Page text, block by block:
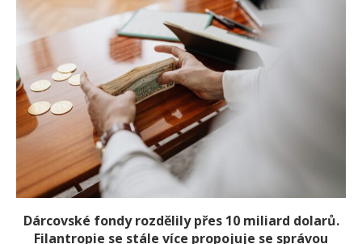
Dárcovské fondy rozdělily přes 10 miliard dolarů.
Filantropie se stále více propojuje se správou